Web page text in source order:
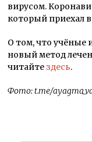
вирусом.
который приехал
О том, что учёные
новый метод
читайте здесь.
Фото: t.me/